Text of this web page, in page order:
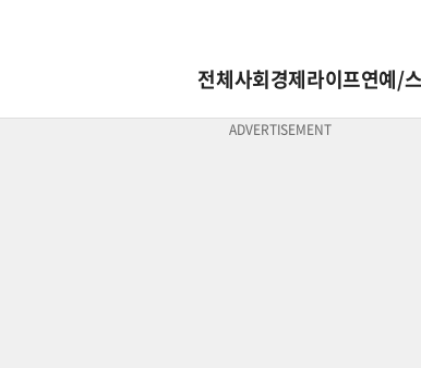
전체사회경제라이프연예/